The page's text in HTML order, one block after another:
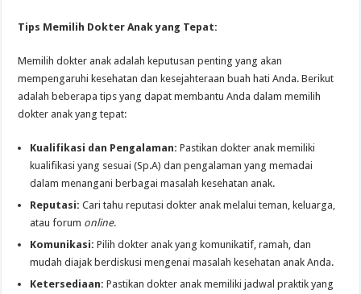
Tips Memilih Dokter Anak yang Tepat:
Memilih dokter anak adalah keputusan penting yang akan
mempengaruhi kesehatan dan kesejahteraan buah hati Anda. Berikut
adalah beberapa tips yang dapat membantu Anda dalam memilih
dokter anak yang tepat:
Kualifikasi dan Pengalaman: Pastikan dokter anak memiliki
kualifikasi yang sesuai (Sp.A) dan pengalaman yang memadai
dalam menangani berbagai masalah kesehatan anak.
Reputasi: Cari tahu reputasi dokter anak melalui teman, keluarga,
atau forum online.
Komunikasi: Pilih dokter anak yang komunikatif, ramah, dan
mudah diajak berdiskusi mengenai masalah kesehatan anak Anda.
Ketersediaan: Pastikan dokter anak memiliki jadwal praktik yang